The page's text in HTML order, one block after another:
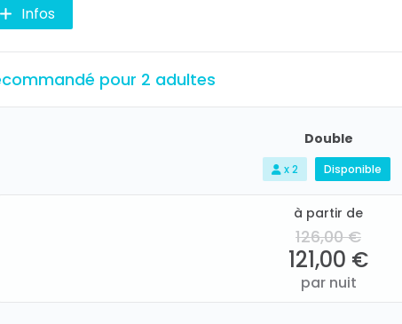
Infos
pour 2 adultes
Double
x 2 Disponible
à partir de
126,00 €
121,00 €
par nuit